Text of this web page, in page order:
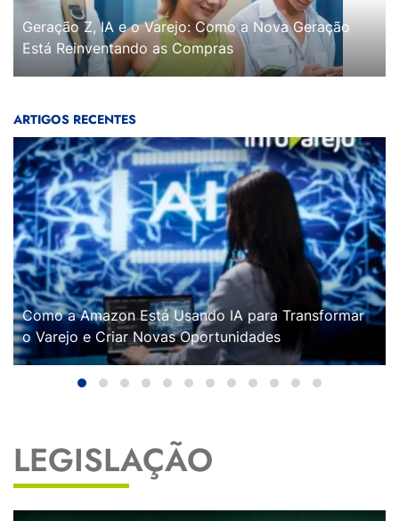
Geração Z, IA e o Varejo: Como a Nova Geração
Está Reinventando as Compras
ARTIGOS RECENTES
Como a Amazon Está Usando IA para Transformar
o Varejo e Criar Novas Oportunidades
LEGISLAÇÃO